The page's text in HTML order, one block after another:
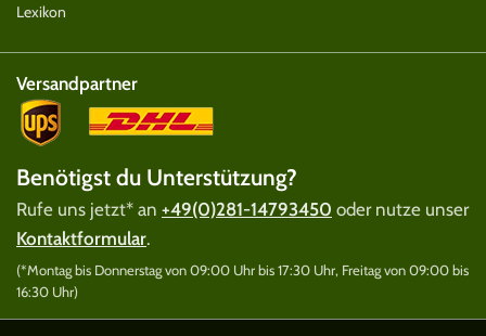
Lexikon
Versandpartner
Benötigst du Unterstützung?
Rufe uns jetzt* an +49(0)281-14793450 oder nutze unser
Kontaktformular.
(*Montag bis Donnerstag von 09:00 Uhr bis 17:30 Uhr, Freitag von 09:00 bis
16:30 Uhr)